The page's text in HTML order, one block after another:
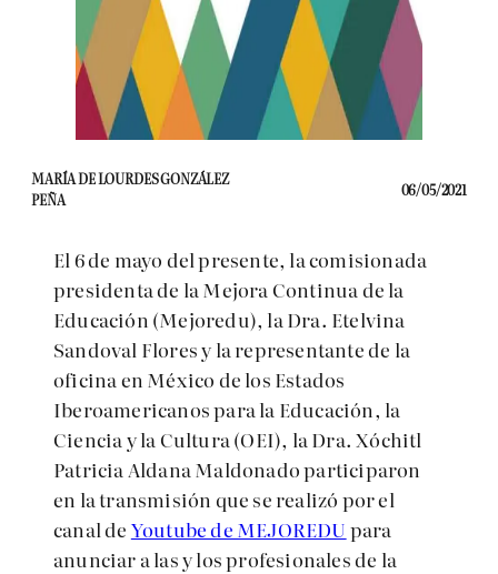
MARÍA DE LOURDES GONZÁLEZ
PEÑA
06/05/2021
El 6 de mayo del presente, la comisionada
presidenta de la Mejora Continua de la
Educación (Mejoredu), la Dra. Etelvina
Sandoval Flores y la representante de la
oficina en México de los Estados
Iberoamericanos para la Educación, la
Ciencia y la Cultura (OEI), la Dra. Xóchitl
Patricia Aldana Maldonado participaron
en la transmisión que se realizó por el
canal de Youtube de MEJOREDU para
anunciar a las y los profesionales de la